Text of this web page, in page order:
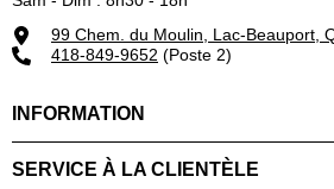
99 Chem. du Moulin, Lac-Beauport,
418-849-9652 (Poste 2)
INFORMATION
SERVICE À LA CLIENTÈLE